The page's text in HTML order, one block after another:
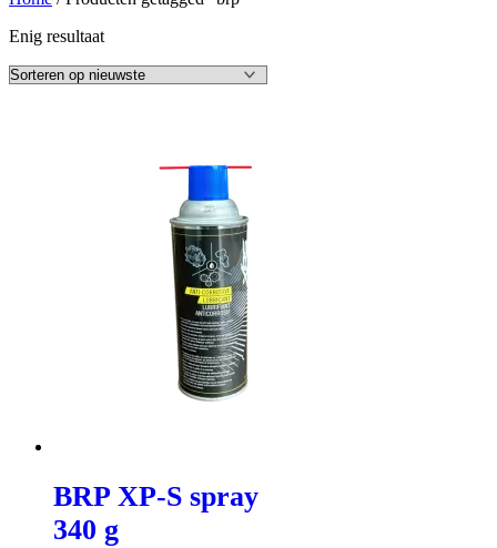
Enig resultaat
BRP XP-S spray
340 g